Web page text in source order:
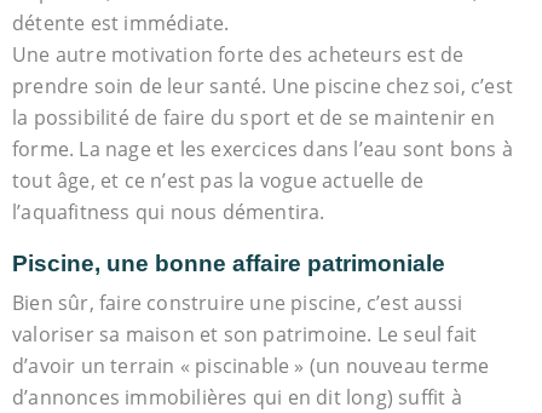
détente est immédiate.
Une autre motivation forte des acheteurs est de
prendre soin de leur santé. Une piscine chez soi, c’est
la possibilité de faire du sport et de se maintenir en
forme. La nage et les exercices dans l’eau sont bons à
tout âge, et ce n’est pas la vogue actuelle de
l’aquafitness qui nous démentira.
Piscine, une bonne affaire patrimoniale
Bien sûr, faire construire une piscine, c’est aussi
valoriser sa maison et son patrimoine. Le seul fait
d’avoir un terrain « piscinable » (un nouveau terme
d’annonces immobilières qui en dit long) suffit à